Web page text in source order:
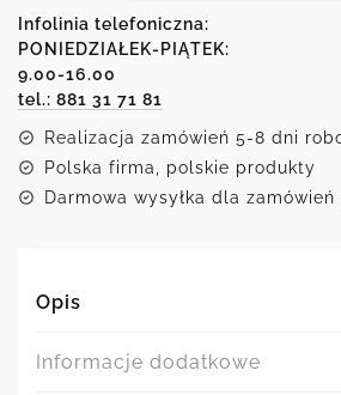
motyw
plakatu
Infolinia telefoniczna:
PONIEDZIAŁEK-PIĄTEK:
9.00-16.00
tel.: 881 31 71 81
Realizacja zamówień 5-8 dni
Polska firma, polskie produkty
Darmowa wysyłka dla
Opis
Informacje dodatkowe